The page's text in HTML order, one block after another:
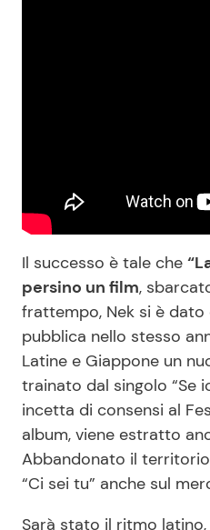
Il successo è tale che
persino un film,
frattempo, Nek si è
pubblica nello stesso
Latine e Giappone un
trainato dal singolo “Se
incetta di consensi al
album, viene estratto
Abbandonato il
“Ci sei tu” anche sul
Sarà stato il ritmo